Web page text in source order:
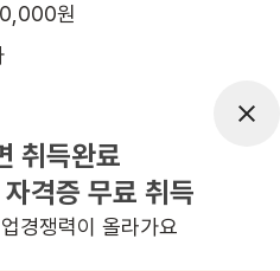
원
시간) (오전) 9시 00분 ~ (오
, 주 5일 근무, 평균근무시
취득완료
격증 무료 취득
경쟁력이 올라가요